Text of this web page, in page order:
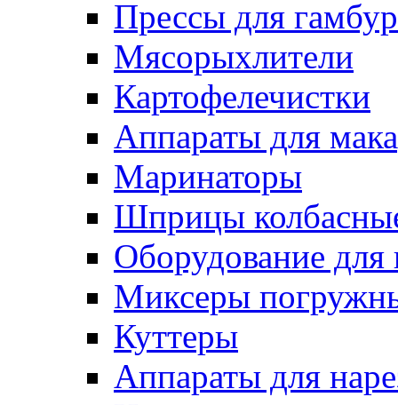
Прессы для
Мясорыхлители
Картофелечистки
Аппараты для
Маринаторы
Шприцы
Оборудование для
Миксеры
Куттеры
Аппараты для